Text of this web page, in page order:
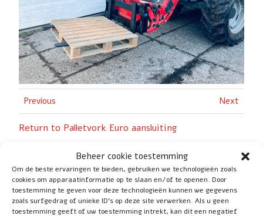
Beheer cookie toestemming
Om de beste ervaringen te bieden, gebruiken we technologieën zoals
cookies om apparaatinformatie op te slaan en/of te openen. Door
toestemming te geven voor deze technologieën kunnen we gegevens
zoals surfgedrag of unieke ID's op deze site verwerken. Als u geen
toestemming geeft of uw toestemming intrekt, kan dit een negatief
Previous Next
Return to Palletvork Euro aansluiting
Social